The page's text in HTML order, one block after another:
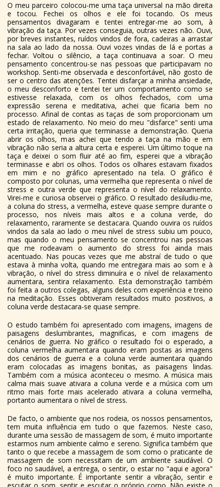
O meu parceiro colocou-me uma taça universal na mão direita
e tocou. Fechei os olhos e ele foi tocando. Os meus
pensamentos divagaram e tentei entregar-me ao som, à
vibração da taça. Por vezes conseguia, outras vezes não. Ouvi,
por breves instantes, ruídos vindos de fora, cadeiras a arrastar
na sala ao lado da nossa. Ouvi vozes vindas de lá e portas a
fechar. Voltou o silêncio, a taça continuava a soar. O meu
pensamento concentrou-se nas pessoas que participavam no
workshop. Senti-me observada e desconfortável, não gosto de
ser o centro das atenções. Tentei disfarçar a minha ansiedade,
o meu desconforto e tentei ter um comportamento como se
estivesse relaxada, com os olhos fechados, com uma
expressão serena e meditativa, achei que ficaria bem no
processo. Afinal de contas as taças de som proporcionam um
estado de relaxamento. No meio do meu "disfarce" senti uma
certa irritação, queria que terminasse a demonstração. Queria
abrir os olhos, mas achei que tendo a taça na mão e em
vibração não seria a altura certa e esperei. Um último toque na
taça e deixei o som fluir até ao fim, esperei que a vibração
terminasse e abri os olhos. Todos os olhares estavam fixados
em mim e no gráfico apresentado na tela. O gráfico é
composto por colunas, uma vermelha que representa o nível de
stress e outra verde que representa o nível do relaxamento.
Virei-me e curiosa observei o gráfico. O resultado desiludiu-me,
a coluna do stress, a vermelha, esteve quase sempre durante o
processo, nos níveis mais altos e a coluna verde, do
relaxamento, raramente se destacara. Quando ouvira os ruídos
vindos da sala ao lado o meu nível de stress subiu um pouco,
mas quando o meu pensamento se concentrou nas pessoas
que me rodeavam o aumento do stress foi ainda mais
acentuado. Nas poucas vezes que me abstraí de tudo o que
estava à minha volta, quando me entregara mais ao som e à
vibração, o nível do stress diminuíra e o nível de relaxamento
aumentara, sentira relaxamento. Esta demonstração também
foi feita a outros colegas, alguns deles com experiência e treino
na meditação. Esses obtiveram resultados muito positivos, a
coluna verde destacara-se quase sempre.
O estudo também foi apresentado com imagens, imagens de
paisagens deslumbrantes, magnificas, e com imagens de
cenários de guerra. No gráfico o resultado foi o esperado, a
coluna vermelha aumentara quando eram postas as imagens
dos cenários de guerra e a coluna verde aumentara quando
eram colocadas as imagens bonitas, as paisagens lindas.
Também com a música aconteceu o mesmo. A música mais
calma mais suave ativara a coluna verde e a música com um
ritmo mais forte mais acelerado ativara a coluna vermelha,
portanto aumentara o nível de stress.
De facto, o ambiente que nos rodeia, os nossos pensamentos,
tem muita influência em tudo o que fazemos. Neste caso,
durante uma sessão de massagem de som, é muito importante
estarmos num ambiente calmo e sereno. Significa também que
tanto o que recebe a massagem de som como o praticante de
massagem de som necessitam de um ambiente saudável. O
foco no saudável, a entrega, o sentir, o estar no "aqui e agora"
é muito importante. É importante sentir a vibração, sentir e